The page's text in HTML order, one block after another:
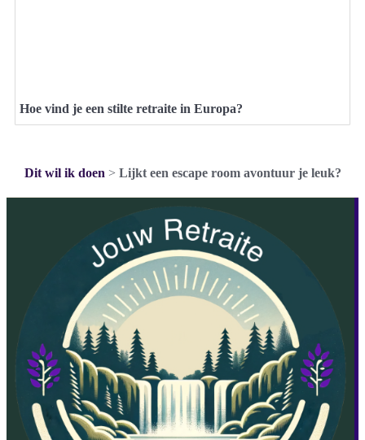
Hoe vind je een stilte retraite in Europa?
Dit wil ik doen > Lijkt een escape room avontuur je leuk?